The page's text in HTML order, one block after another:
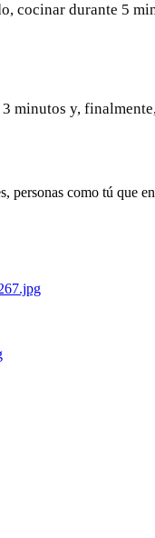
cocinar durante 5
minutos y,
personas como tú